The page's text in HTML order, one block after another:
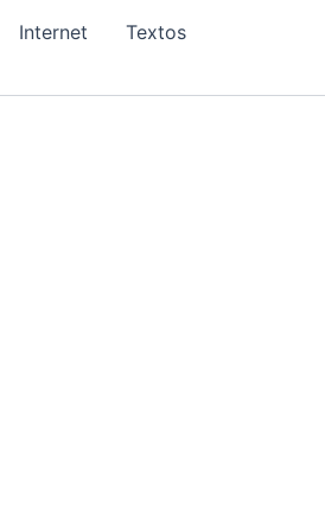
Internet
Textos